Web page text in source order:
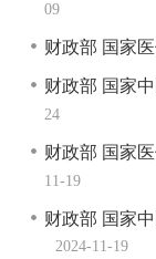
09
财政部 国家
财政部 国家
24
财政部 国家
11-19
财政部 国家
2024-11-19